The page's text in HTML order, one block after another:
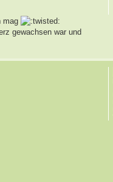
mag
gewachsen war und